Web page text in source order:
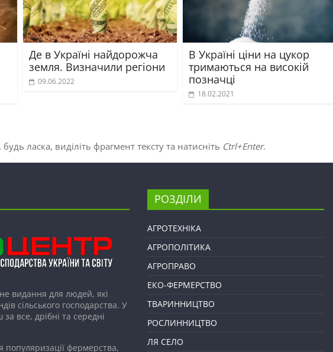
Де в Україні найдорожча
земля. Визначили регіони
09.06.2022
В Україні ціни на цукор
тримаються на високій
позначці
18.02.2021
ласка, виділіть фрагмент тексту та натисніть Ctrl+Enter.
видання для людей, які
сільського господарства. У
все, дрібні та середні
популяризації фермерства,
РОЗДІЛИ
АГРОТЕХНІКА
АГРОПОЛІТИКА
АГРОПРАВО
ЕКО-ФЕРМЕРСТВО
ТВАРИННИЦТВО
РОСЛИННИЦТВО
ЛЯ СЕЛО